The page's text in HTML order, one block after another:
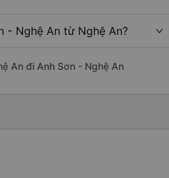
- Nghệ An từ Nghệ An?
An đi Anh Sơn - Nghệ An